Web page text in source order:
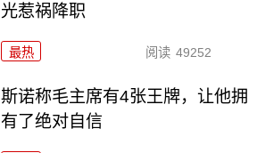
光惹祸降职
最热 阅读 49252
斯诺称毛主席有4张王牌，让他拥
有了绝对自信